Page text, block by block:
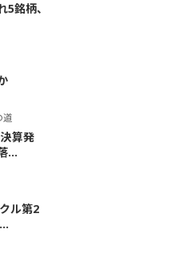
5銘柄、
道
算発
...
ル第2